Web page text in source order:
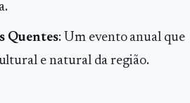
Quentes: Um evento anual que
e natural da região.